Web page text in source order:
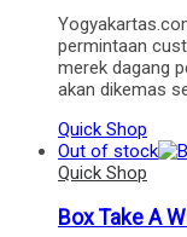
permintaan
merek dagang
akan dikemas
Quick Shop
Out of stock
Quick Shop
Box Take A